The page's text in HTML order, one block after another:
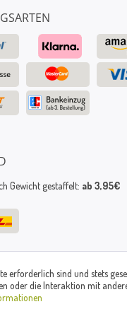
Gewicht gestaffelt: ab 3,95€
© Paul's Mühle |
Fax:
erforderlich sind und stets
oder die Interaktion mit